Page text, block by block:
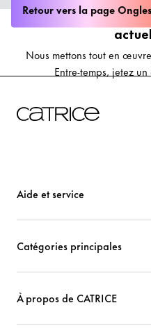
Désolé, aucun
Nous mettons tout en
Entre-temps, jetez
Retour vers la page Ongles
Aide et service
Catégories principales
À propos de CATRICE